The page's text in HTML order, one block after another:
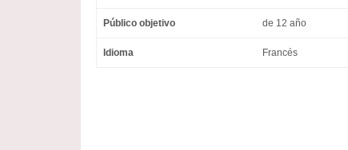
Público objetivo de 12 año
Idioma Francés